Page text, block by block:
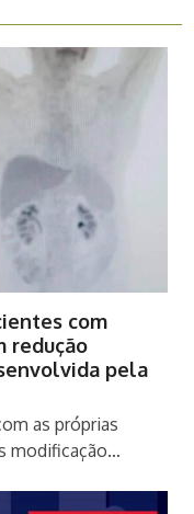
com
redução
pela
as próprias
modificação…